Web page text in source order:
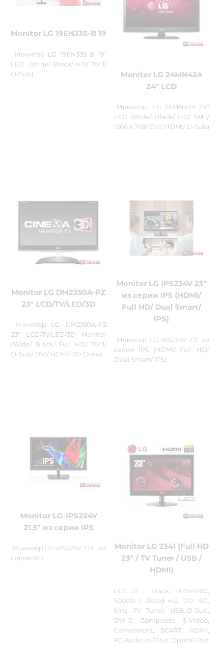
Monitor LG 19EN33S-B 19
Монитор LG 19EN33S-B 19"
LED (Wide/ Black/ HD/ 7M:1/
D-Sub)
Monitor LG 24MN42A
24" LCD
Монитор LG 24MN42A 24"
LCD (Wide/ Black/ HD/ 5M:1/
1366 x 768/ DVI/ HDMI/ D-Sub)
Monitor LG DM2350A-PZ
23" LCD/TV/LED/3D
Монитор LG DM2350A-PZ
23" LCD/TV/LED/3D Monitor
(Wide/ Black/ Full HD/ 7M:1/
D-Sub/ DVI/ HDMI/ 3D Очки)
Monitor LG IPS234V 23"
из серии IPS (HDMI/
Full HD/ Dual Smart/
IPS)
Монитор LG IPS234V 23" из
серии IPS (HDMİ/ Full HD/
Dual Smart/ İPS)
Monitor LG-IPS224V
21.5" из серии IPS
Монитор LG-IPS224V 21.5" из
серии IPS
Monitor LG 2341 (Full HD
23" / TV Tuner / USB /
HDMI)
LCD 23 , Black, 1920x1080,
50000 1, 250cd m2, 170 160,
5ms, TV Tuner, USB,,D-Sub,
DVI-D, Composite, S-Video,
Component, SCART, HDMI,
PC Audio In / Out, Optical Out